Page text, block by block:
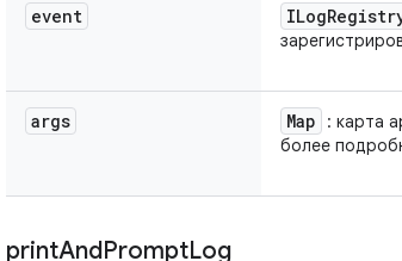
event ILog
args Map
: карта
более
printAndPromptLog